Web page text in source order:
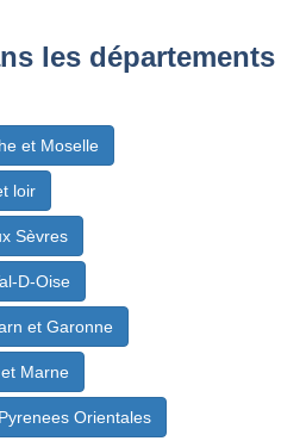
les départements
et Moselle
loir
Sèvres
D-Oise
et Garonne
Marne
Orientales